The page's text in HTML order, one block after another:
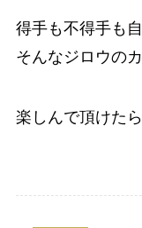
得手も不得手も
そんなジロウの
楽しんで頂けたら